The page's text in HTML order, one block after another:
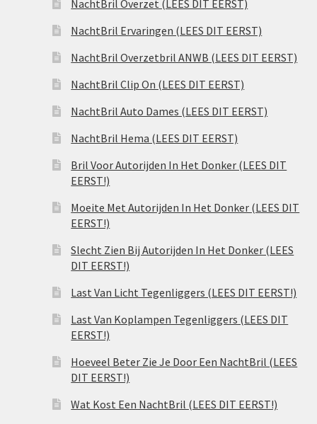
NachtBril Overzet (LEES DIT EERST)
NachtBril Ervaringen (LEES DIT EERST)
NachtBril Overzetbril ANWB (LEES DIT EERST)
NachtBril Clip On (LEES DIT EERST)
NachtBril Auto Dames (LEES DIT EERST)
NachtBril Hema (LEES DIT EERST)
Bril Voor Autorijden In Het Donker (LEES DIT
EERST!)
Moeite Met Autorijden In Het Donker (LEES DIT
EERST!)
Slecht Zien Bij Autorijden In Het Donker (LEES
DIT EERST!)
Last Van Licht Tegenliggers (LEES DIT EERST!)
Last Van Koplampen Tegenliggers (LEES DIT
EERST!)
Hoeveel Beter Zie Je Door Een NachtBril (LEES
DIT EERST!)
Wat Kost Een NachtBril (LEES DIT EERST!)